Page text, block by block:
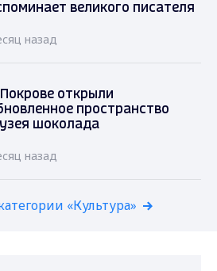
великого писателя
назад
открыли
пространство
шоколада
назад
«Культура»